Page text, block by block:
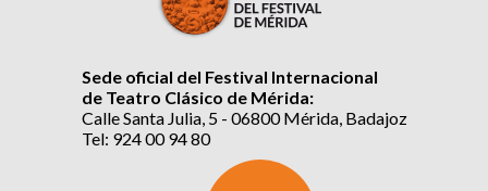
Sede oficial del Festival Internacional
de Teatro Clásico de Mérida:
Calle Santa Julia, 5 - 06800 Mérida, Badajoz
Tel: 924 00 94 80